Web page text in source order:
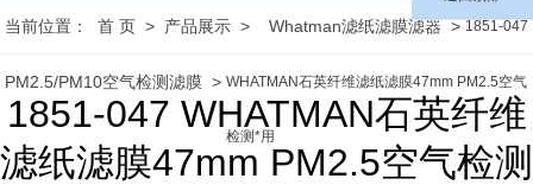
当前位置： 首 页 > 产品展示 > Whatman滤纸滤膜滤器 >
PM2.5/PM10空气检测滤膜 >
1851-047
WHATMAN石英纤维滤纸滤膜47mm PM2.5空气
检测*用
1851-047 WHATMAN石英纤维
滤纸滤膜47mm PM2.5空气检测